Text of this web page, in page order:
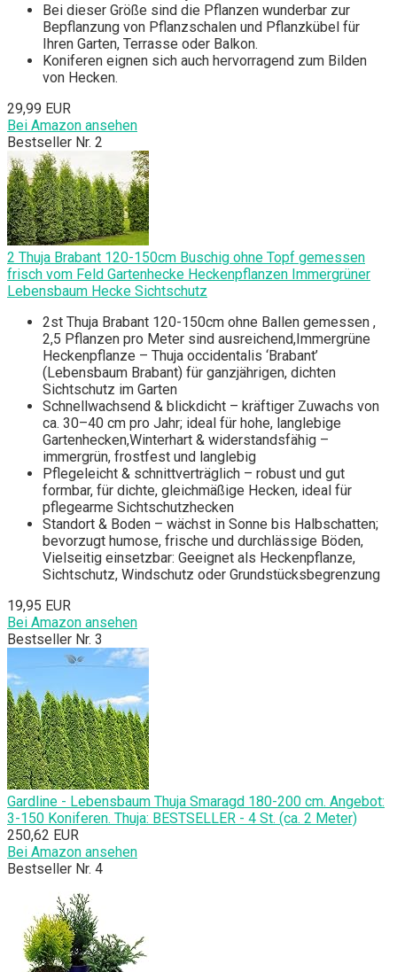
Bei dieser Größe sind die Pflanzen wunderbar zur
Bepflanzung von Pflanzschalen und Pflanzkübel für
Ihren Garten, Terrasse oder Balkon.
Koniferen eignen sich auch hervorragend zum Bilden
von Hecken.
29,99 EUR
Bei Amazon ansehen
Bestseller Nr. 2
2 Thuja Brabant 120-150cm Buschig ohne Topf gemessen
frisch vom Feld Gartenhecke Heckenpflanzen Immergrüner
Lebensbaum Hecke Sichtschutz
2st Thuja Brabant 120-150cm ohne Ballen gemessen ,
2,5 Pflanzen pro Meter sind ausreichend,Immergrüne
Heckenpflanze – Thuja occidentalis ‘Brabant’
(Lebensbaum Brabant) für ganzjährigen, dichten
Sichtschutz im Garten
Schnellwachsend & blickdicht – kräftiger Zuwachs von
ca. 30–40 cm pro Jahr; ideal für hohe, langlebige
Gartenhecken,Winterhart & widerstandsfähig –
immergrün, frostfest und langlebig
Pflegeleicht & schnittverträglich – robust und gut
formbar, für dichte, gleichmäßige Hecken, ideal für
pflegearme Sichtschutzhecken
Standort & Boden – wächst in Sonne bis Halbschatten;
bevorzugt humose, frische und durchlässige Böden,
Vielseitig einsetzbar: Geeignet als Heckenpflanze,
Sichtschutz, Windschutz oder Grundstücksbegrenzung
19,95 EUR
Bei Amazon ansehen
Bestseller Nr. 3
Gardline - Lebensbaum Thuja Smaragd 180-200 cm. Angebot:
3-150 Koniferen. Thuja: BESTSELLER - 4 St. (ca. 2 Meter)
250,62 EUR
Bei Amazon ansehen
Bestseller Nr. 4